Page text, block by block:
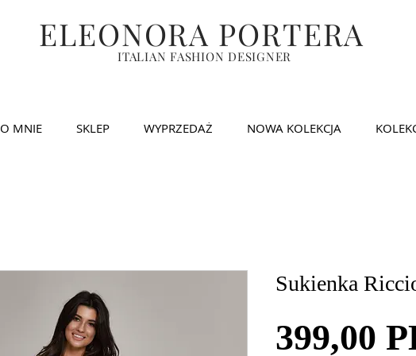
ELEONORA PORTERA
ITALIAN FASHION DESIGNER
O MNIE SKLEP WYPRZEDAŻ NOWA KOLEKCJA
Sukienka
399,00